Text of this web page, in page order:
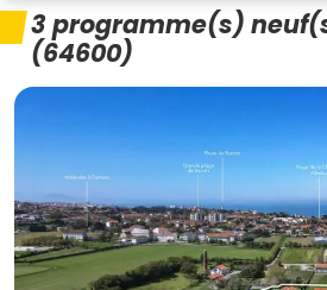
3 programme(s)
(64600)